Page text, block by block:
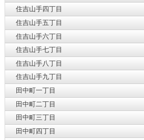
住吉山手四丁目
住吉山手五丁目
住吉山手六丁目
住吉山手七丁目
住吉山手八丁目
住吉山手九丁目
田中町一丁目
田中町二丁目
田中町三丁目
田中町四丁目